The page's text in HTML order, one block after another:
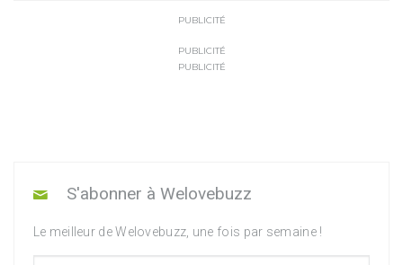
PUBLICITÉ
PUBLICITÉ
PUBLICITÉ
S'abonner à Welovebuzz
Le meilleur de Welovebuzz, une fois par semaine !